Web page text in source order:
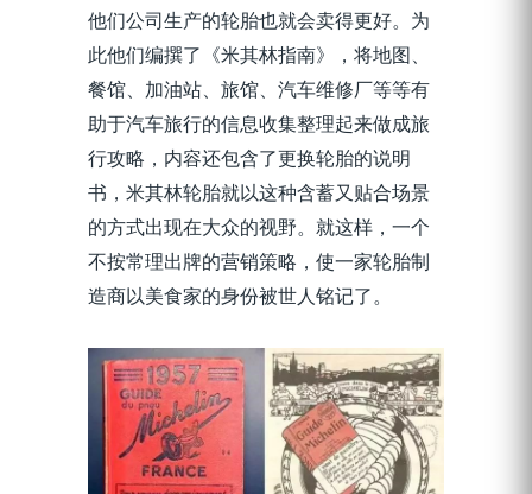
他们公司生产的轮胎也就会卖得更好。为
此他们编撰了《米其林指南》，将地图、
餐馆、加油站、旅馆、汽车维修厂等等有
助于汽车旅行的信息收集整理起来做成旅
行攻略，内容还包含了更换轮胎的说明
书，米其林轮胎就以这种含蓄又贴合场景
的方式出现在大众的视野。就这样，一个
不按常理出牌的营销策略，使一家轮胎制
造商以美食家的身份被世人铭记了。